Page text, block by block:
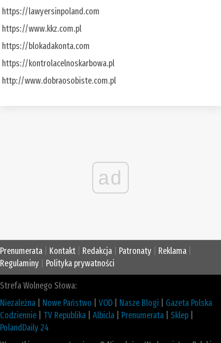
https://lawyersinpoland.com
https://www.kkz.com.pl
https://blokadakonta.com
https://kontrolacelnoskarbowa.pl
http://www.dobraosobiste.com.pl
ad
Prenumerata Kontakt Redakcja Patronaty Reklama
Regulaminy
Polityka prywatności
Strefa Wolnego Słowa:
Niezależna
Nowe Państwo VOD Nasze Blogi
Gazeta Polska
Codziennie
TV Republika Albicla Prenumerata Sklep
PolandDaily 24